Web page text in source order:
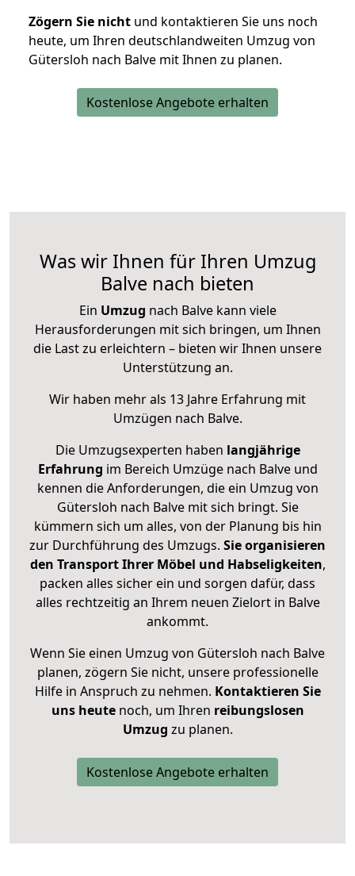
Zögern Sie nicht und kontaktieren Sie uns noch
heute, um Ihren deutschlandweiten Umzug von
Gütersloh nach Balve mit Ihnen zu planen.
Kostenlose Angebote erhalten
Was wir Ihnen für Ihren Umzug
Balve nach bieten
Ein Umzug nach Balve kann viele
Herausforderungen mit sich bringen, um Ihnen
die Last zu erleichtern – bieten wir Ihnen unsere
Unterstützung an.
Wir haben mehr als 13 Jahre Erfahrung mit
Umzügen nach Balve.
Die Umzugsexperten haben langjährige
Erfahrung im Bereich Umzüge nach Balve und
kennen die Anforderungen, die ein Umzug von
Gütersloh nach Balve mit sich bringt. Sie
kümmern sich um alles, von der Planung bis hin
zur Durchführung des Umzugs. Sie organisieren
den Transport Ihrer Möbel und Habseligkeiten,
packen alles sicher ein und sorgen dafür, dass
alles rechtzeitig an Ihrem neuen Zielort in Balve
ankommt.
Wenn Sie einen Umzug von Gütersloh nach Balve
planen, zögern Sie nicht, unsere professionelle
Hilfe in Anspruch zu nehmen. Kontaktieren Sie
uns heutenoch, um Ihren reibungslosen
Umzug zu planen.
Kostenlose Angebote erhalten